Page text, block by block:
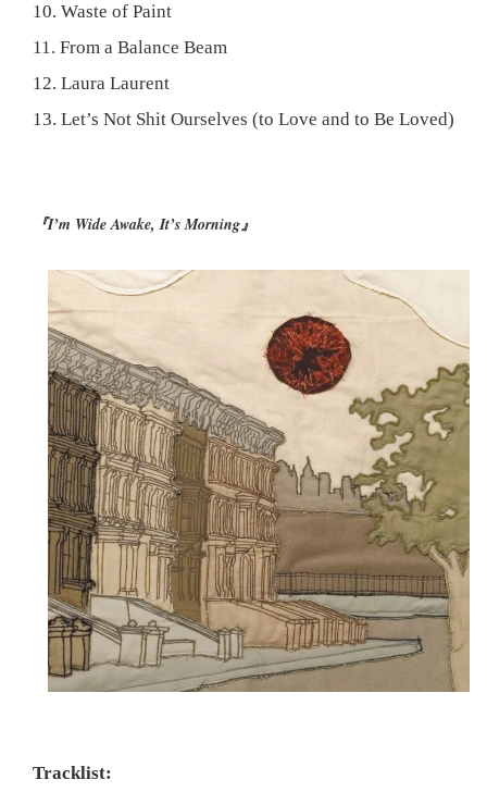
10. Waste of Paint
11. From a Balance Beam
12. Laura Laurent
13. Let’s Not Shit Ourselves (to Love and to Be Loved)
『​​I’m Wide Awake, It’s Morning』
Tracklist: